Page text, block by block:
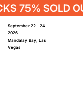
SOLD OUT!
September 22 - 24
2026
Mandalay Bay, Las
Vegas